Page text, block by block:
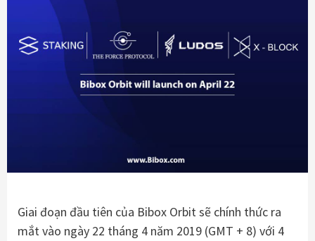
Giai đoạn đầu tiên của Bibox Orbit sẽ chính thức ra
mắt vào ngày 22 tháng 4 năm 2019 (GMT + 8) với 4